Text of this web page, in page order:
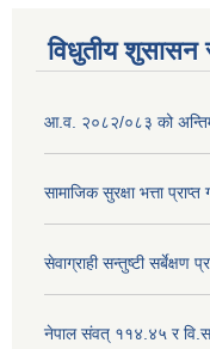
विधुतीय शुसासन
आ.व. २०८२/०८३ को अन्तिम
सामाजिक सुरक्षा भत्ता
सेवाग्राही सन्तुष्टी सर्बेक्षण
नेपाल संवत् ११४.४५ र